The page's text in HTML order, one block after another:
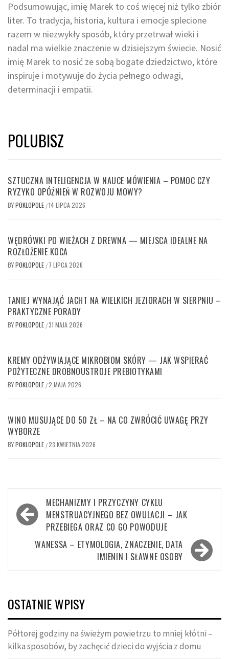
Podsumowując, imię Marek to coś więcej niż tylko zbiór
liter. To tradycja, historia, kultura i emocje splecione
razem w niezwykły sposób, który przetrwał wieki i
nadal ma wielkie znaczenie w dzisiejszym świecie. Nosić
imię Marek to nosić ze sobą bogate dziedzictwo, które
inspiruje i motywuje do życia pełnego odwagi,
determinacji i empatii.
POLUBISZ
SZTUCZNA INTELIGENCJA W NAUCE MÓWIENIA – POMOC CZY
RYZYKO OPÓŹNIEŃ W ROZWOJU MOWY?
BYPOKLOPOLE /14 LIPCA 2026
WĘDRÓWKI PO WIEŻACH Z DREWNA — MIEJSCA IDEALNE NA
ROZŁOŻENIE KOCA
BYPOKLOPOLE / 7 LIPCA 2026
TANIEJ WYNAJĄĆ JACHT NA WIELKICH JEZIORACH W SIERPNIU –
PRAKTYCZNE PORADY
BYPOKLOPOLE /31 MAJA 2026
KREMY ODŻYWIAJĄCE MIKROBIOM SKÓRY — JAK WSPIERAĆ
POŻYTECZNE DROBNOUSTROJE PREBIOTYKAMI
BYPOKLOPOLE /2 MAJA 2026
WINO MUSUJĄCE DO 50 ZŁ – NA CO ZWRÓCIĆ UWAGĘ PRZY
WYBORZE
BYPOKLOPOLE /23 KWIETNIA 2026
Nawigacja
wpisu
MECHANIZMY I PRZYCZYNY CYKLU
MENSTRUACYJNEGO BEZ OWULACJI – JAK
PRZEBIEGA ORAZ CO GO POWODUJE
WANESSA – ETYMOLOGIA, ZNACZENIE, DATA
IMIENIN I SŁAWNE OSOBY
OSTATNIE WPISY
Półtorej godziny na świeżym powietrzu to mniej kłótni –
kilka sposobów, by zachęcić dzieci do wyjścia z domu